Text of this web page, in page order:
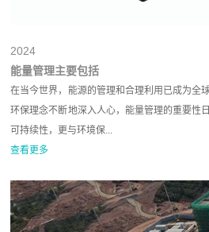
2024
能量管理主要包括
在当今世界，能源的管理和合理利用已成为全
环保理念不断地深入人心，能量管理的重要性
可持续性，更与环境保...
查看更多